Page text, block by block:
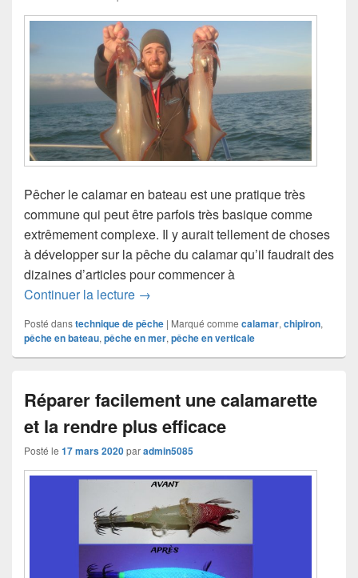
Pêcher le calamar en bateau est une pratique très
commune qui peut être parfois très basique comme
extrêmement complexe. Il y aurait tellement de choses
à développer sur la pêche du calamar qu’il faudrait des
dizaines d’articles pour commencer à
Continuer la lecture 5 astuces pour pêcher le calamar en
→
Posté danstechnique de pêche | Marqué comme calamar, chipiron,
pêche en bateau, pêche en mer, pêche en verticale
Réparer facilement une calamarette
et la rendre plus efficace
Posté le 17 mars 2020paradmin5085